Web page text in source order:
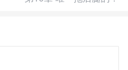
大潮中挣扎。